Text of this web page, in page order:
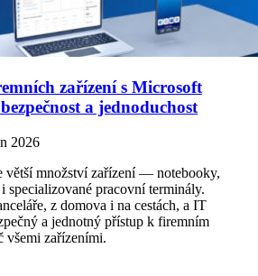
zařízení s Microsoft
a jednoduchost
2026
větší množství zařízení — notebooky,
specializované pracovní terminály.
z domova i na cestách, a IT
a jednotný přístup k firemním
všemi zařízeními.